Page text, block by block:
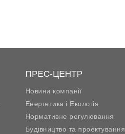
ПРЕС-ЦЕНТР
Новини компанії
Енергетика і Екологія
Нормативне регулювання
Будівництво та проектування